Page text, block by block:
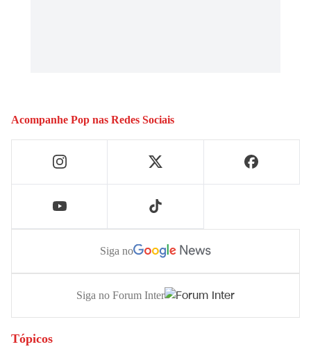
Acompanhe Pop nas Redes Sociais
Siga no
Siga no Forum Inter
Tópicos